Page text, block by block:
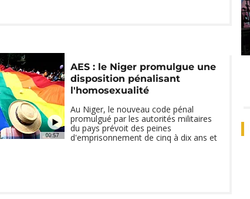
00:57
AES : le Niger promulgue une
disposition pénalisant
l'homosexualité
Au Niger, le nouveau code pénal
promulgué par les autorités militaires
du pays prévoit des peines
d'emprisonnement de cinq à dix ans et